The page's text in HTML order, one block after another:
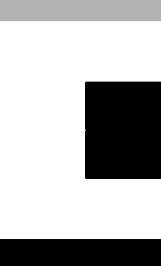
より放送のテレビ東京「
た！